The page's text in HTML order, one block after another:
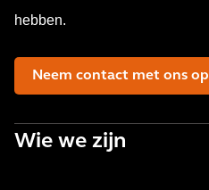
hebben.
Neem contact met ons op
Wie we zijn